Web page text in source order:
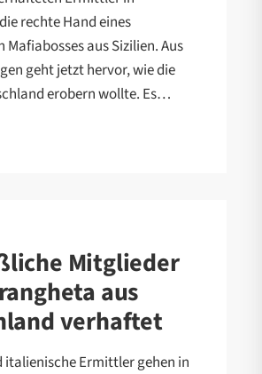
rechte Hand eines
aus Sizilien. Aus
geht jetzt hervor, wie die
erobern wollte. Es…
Mitglieder
aus
verhaftet
italienische Ermittler gehen in